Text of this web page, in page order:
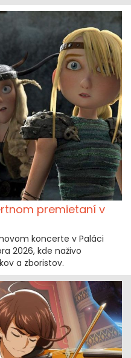
premietaní v
koncerte v Paláci
2026, kde naživo
a zboristov.